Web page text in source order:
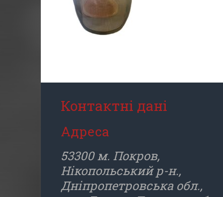
Контактні дані
Адреса
53300 м. Покров,
Нікопольський р-н.,
Дніпропетровська обл.,